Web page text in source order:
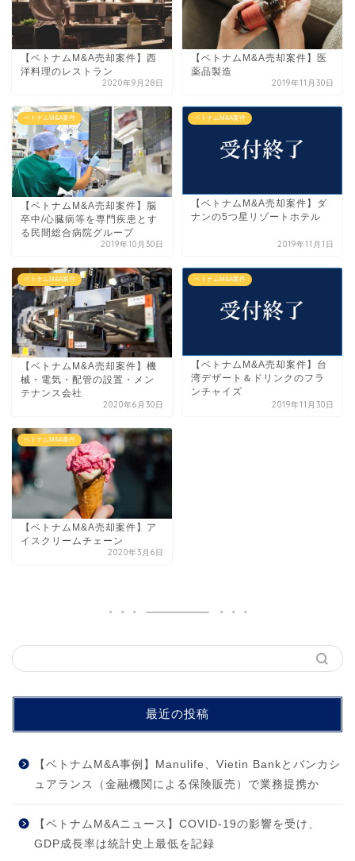
【ベトナムM&A売却案件】西
洋料理のレストラン
2020年9月28日
【ベトナムM&A売却案件】医
薬品製造
2019年11月30日
ベトナムM&A案件
【ベトナムM&A売却案件】脳
卒中/心臓病等を専門疾患とす
る民間総合病院グループ
2019年10月30日
ベトナムM&A案件
【ベトナムM&A売却案件】ダ
ナンの5つ星リゾートホテル
2019年11月1日
ベトナムM&A案件
【ベトナムM&A売却案件】機
械・電気・配管の設置・メン
テナンス会社
2020年6月30日
ベトナムM&A案件
【ベトナムM&A売却案件】台
湾デザート＆ドリンクのフラ
ンチャイズ
2019年11月30日
ベトナムM&A案件
【ベトナムM&A売却案件】ア
イスクリームチェーン
2020年3月6日
最近の投稿
【ベトナムM&A事例】Manulife、Vietin Bankとバンカシ
ュアランス（金融機関による保険販売）で業務提携か
【ベトナムM&Aニュース】COVID-19の影響を受け、
GDP成長率は統計史上最低を記録